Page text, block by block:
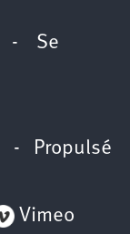
- Se
- Propulsé
Vimeo